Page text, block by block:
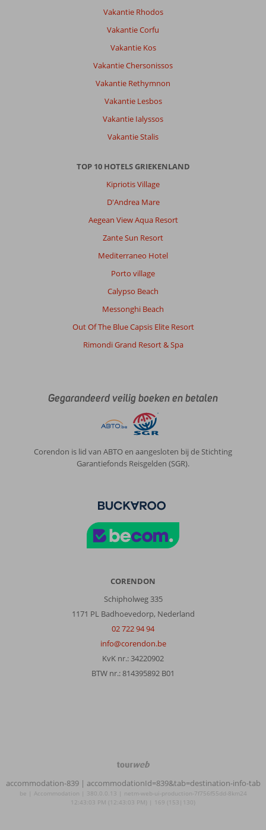
Vakantie Rhodos
Vakantie Corfu
Vakantie Kos
Vakantie Chersonissos
Vakantie Rethymnon
Vakantie Lesbos
Vakantie Ialyssos
Vakantie Stalis
TOP 10 HOTELS GRIEKENLAND
Kipriotis Village
D'Andrea Mare
Aegean View Aqua Resort
Zante Sun Resort
Mediterraneo Hotel
Porto village
Calypso Beach
Messonghi Beach
Out Of The Blue Capsis Elite Resort
Rimondi Grand Resort & Spa
Gegarandeerd veilig boeken en betalen
Corendon is lid van ABTO en aangesloten bij de Stichting
Garantiefonds Reisgelden (SGR).
CORENDON
Schipholweg 335
1171 PL Badhoevedorp, Nederland
02 722 94 94
info@corendon.be
KvK nr.: 34220902
BTW nr.: 814395892 B01
TourWeb
©
NetMatch
accommodation-839 | accommodationId=839&tab=destination-info-tab
be | Accommodation | 380.0.0.13 | netm-web-ui-production-7f756f55dd-8km24
12:43:03 PM (12:43:03 PM) | 169 (153|130)